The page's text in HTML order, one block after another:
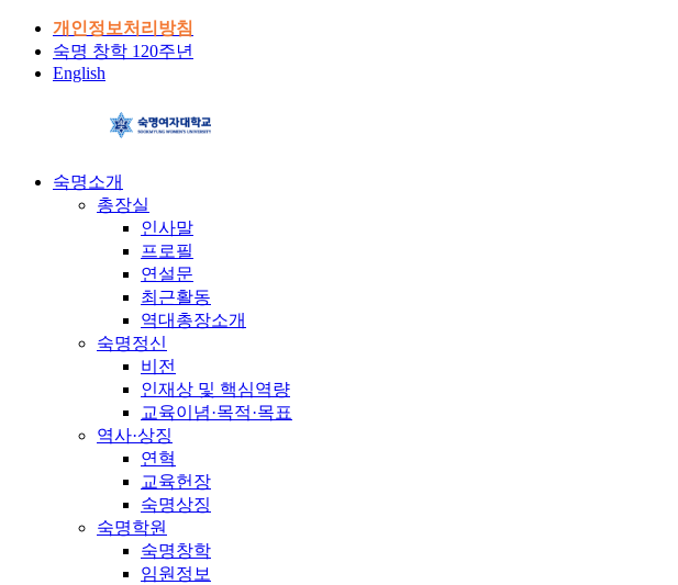
개인정보처리방침
숙명 창학 120주년
English
숙명소개
총장실
인사말
프로필
연설문
최근활동
역대총장소개
숙명정신
비전
인재상 및 핵심역량
교육이념·목적·목표
역사·상징
연혁
교육헌장
숙명상징
숙명학원
숙명창학
임원정보